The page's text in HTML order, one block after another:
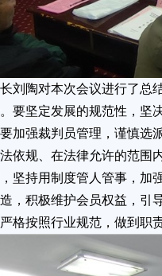
刘陶对本次会议进行了总
要坚定发展的规范性，坚
加强裁判员管理，谨慎选
依规、在法律允许的范围
坚持用制度管人管事，加
，积极维护会员权益，引
格按照行业规范，做到职